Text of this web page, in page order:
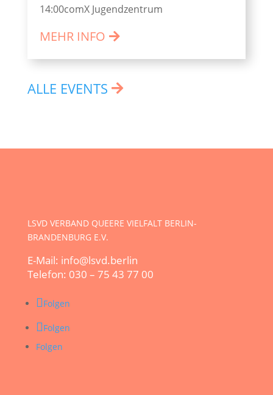
14:00comX Jugendzentrum
MEHR INFO
ALLE EVENTS
LSVD VERBAND QUEERE VIELFALT BERLIN-
BRANDENBURG E.V.
E-Mail: info@lsvd.berlin
Telefon: 030 – 75 43 77 00
Folgen
Folgen
Folgen